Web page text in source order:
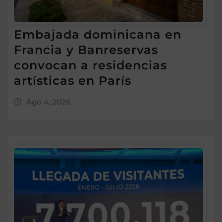
Embajada dominicana en
Francia y Banreservas
convocan a residencias
artísticas en París
Ago 4, 2026